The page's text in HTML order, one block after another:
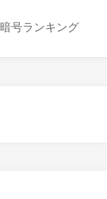
暗号ランキング